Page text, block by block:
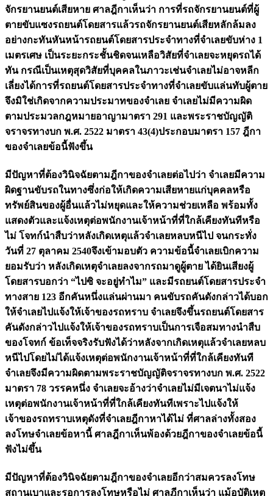
จักรยานยนต์เสียหาย ศาลฎีกาเห็นว่า การที่รถจักรยานยนต์ที่ผู้
ตายขับแซงรถยนต์โดยสารแล้วรถจักรยานยนต์เสียหลักล้มลง
อย่างกะทันหันหน้ารถยนต์โดยสารประจำทางที่จำเลยขับห่าง 1
เมตรเศษ เป็นระยะกระชั้นชิดจนเหลือวิสัยที่จำเลยจะหยุดรถได้
ทัน กรณีเป็นเหตุสุดวิสัยที่บุคคลในภาวะเช่นจำเลยไม่อาจหลีก
เลี่ยงได้การที่รถยนต์โดยสารประจำทางที่จำเลยขับแล่นทับผู้ตาย
จึงมิใช่เกิดจากความประมาทของจำเลย จำเลยไม่มีความผิด
ตามประมวลกฎหมายอาญามาตรา 291 และพระราชบัญญัติ
จราจรทางบก พ.ศ. 2522 มาตรา 43(4)ประกอบมาตรา 157 ฎีกา
ของจำเลยข้อนี้ฟังขึ้น
มีปัญหาที่ต้องวินิจฉัยตามฎีกาของจำเลยต่อไปว่า จำเลยมีความ
ผิดฐานขับรถในทางซึ่งก่อให้เกิดความเสียหายแก่บุคคลหรือ
ทรัพย์สินของผู้อื่นแล้วไม่หยุดและให้ความช่วยเหลือ พร้อมทั้ง
แสดงตัวและแจ้งเหตุต่อพนักงานเจ้าหน้าที่ที่ใกล้เคียงทันทีหรือ
ไม่ โจทก์นำสืบว่าหลังเกิดเหตุแล้วจำเลยหลบหนีไป จนกระทั่ง
วันที่ 27 ตุลาคม 2540จึงเข้ามอบตัว ความข้อนี้จำเลยเบิกความ
ยอมรับว่า หลังเกิดเหตุจำเลยลงจากรถมาดูผู้ตาย ได้ยินเสียงผู้
โดยสารบอกว่า “ไปซิ จะอยู่ทำไม” และมีรถยนต์โดยสารประจำ
ทางสาย 123 อีกคันหนึ่งแล่นผ่านมา คนขับรถคันดังกล่าวได้บอก
ให้จำเลยไปแจ้งให้เจ้าของรถทราบ จำเลยจึงขึ้นรถยนต์โดยสาร
คันดังกล่าวไปแจ้งให้เจ้าของรถทราบเป็นการเจือสมทางนำสืบ
ของโจทก์ ข้อเท็จจริงรับฟังได้ว่าหลังจากเกิดเหตุแล้วจำเลยหลบ
หนีไปโดยไม่ได้แจ้งเหตุต่อพนักงานเจ้าหน้าที่ที่ใกล้เคียงทันที
จำเลยจึงมีความผิดตามพระราชบัญญัติจราจรทางบก พ.ศ. 2522
มาตรา 78 วรรคหนึ่ง จำเลยจะอ้างว่าจำเลยไม่มีเจตนาไม่แจ้ง
เหตุต่อพนักงานเจ้าหน้าที่ที่ใกล้เคียงทันทีเพราะไปแจ้งให้
เจ้าของรถทราบเหตุดังที่จำเลยฎีกาหาได้ไม่ ที่ศาลล่างทั้งสอง
ลงโทษจำเลยข้อหานี้ ศาลฎีกาเห็นพ้องด้วยฎีกาของจำเลยข้อนี้
ฟังไม่ขึ้น
มีปัญหาที่ต้องวินิจฉัยตามฎีกาของจำเลยอีกว่าสมควรลงโทษ
สถานเบาและรอการลงโทษหรือไม่ ศาลฎีกาเห็นว่า แม้อุบัติเหตุ